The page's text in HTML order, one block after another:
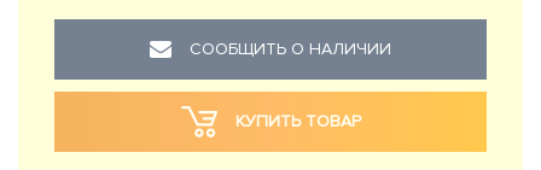
СООБЩИТЬ О НАЛИЧИИ
КУПИТЬ ТОВАР